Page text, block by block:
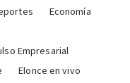
Economía
Empresarial
Elonce en vivo